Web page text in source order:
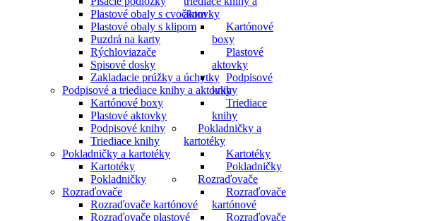
aktovky
Kartónové
boxy
Plastové
aktovky
Podpisové
knihy
Triediace
knihy
Pokladničky a
kartotéky
Kartotéky
Pokladničky
Rozraďovače
Rozraďovače
kartónové
Rozraďovače
Plastové obaly s cvočkom
Plastové obaly s klipom
Puzdrá na karty
Rýchloviazače
Spisové dosky
Zakladacie prúžky a úchytky
Podpisové a triediace knihy a aktovky
Kartónové boxy
Plastové aktovky
Podpisové knihy
Triediace knihy
Pokladničky a kartotéky
Kartotéky
Pokladničky
Rozraďovače
Rozraďovače kartónové
Rozraďovače plastové